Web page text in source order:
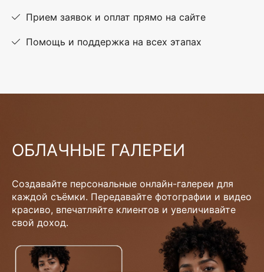
Прием заявок и оплат прямо на сайте
Помощь и поддержка на всех этапах
ОБЛАЧНЫЕ ГАЛЕРЕИ
Создавайте персональные онлайн-галереи для
каждой съёмки. Передавайте фотографии и видео
красиво, впечатляйте клиентов и увеличивайте
свой доход.